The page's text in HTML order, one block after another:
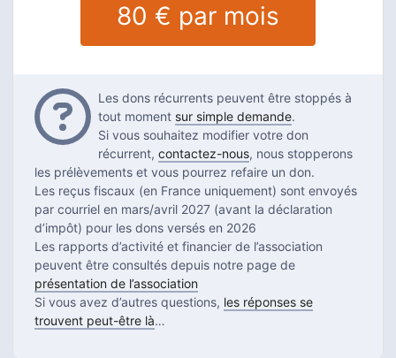
80 € par mois
QuestionsLes dons récurrents peuvent être stoppés à
tout moment sur simple demande.
Si vous souhaitez modifier votre don
récurrent, contactez-nous, nous stopperons
les prélèvements et vous pourrez refaire un don.
Les reçus fiscaux (en France uniquement) sont envoyés
par courriel en mars/avril 2027 (avant la déclaration
d’impôt) pour les dons versés en 2026
Les rapports d’activité et financier de l’association
peuvent être consultés depuis notre page de
présentation de l’association
Si vous avez d’autres questions, les réponses se
trouvent peut-être là…